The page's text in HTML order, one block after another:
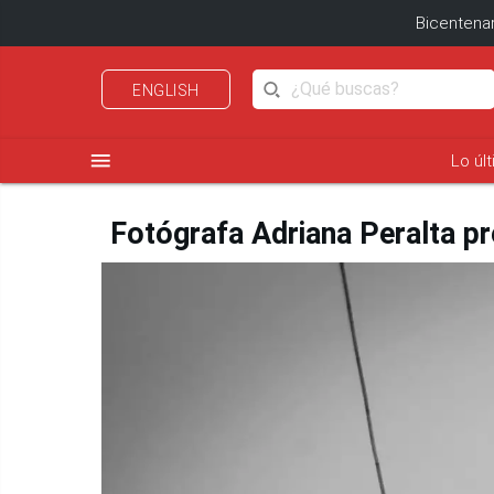
ENGLISH
menu Lo
Fotógrafa Adriana Peralta